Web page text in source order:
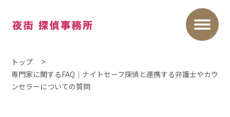
トップ
専門家に関するFAQ｜ナイトセーフ探偵と連携する弁護士やカウ
ンセラーについての質問